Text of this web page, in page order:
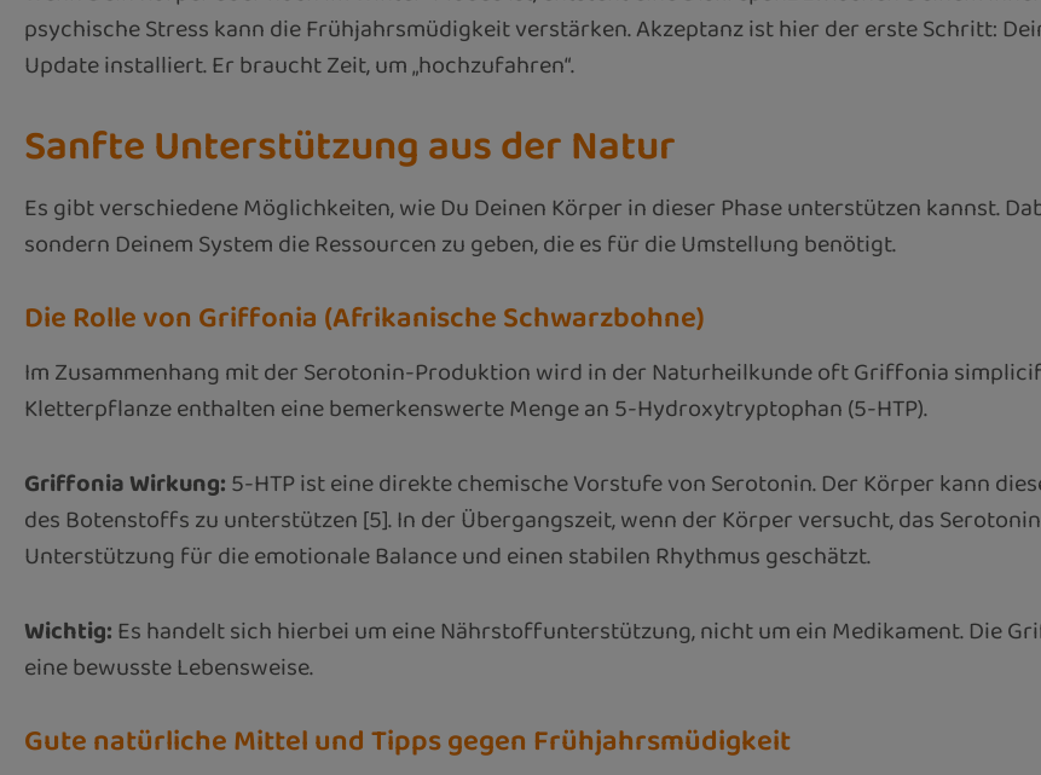
psychische Stress kann die Frühjahrsmüdigkeit verstärken. Akzeptanz ist hier der erste Schritt:
Update installiert. Er braucht Zeit, um „hochzufahren“.
Sanfte Unterstützung aus der Natur
Es gibt verschiedene Möglichkeiten, wie Du Deinen Körper in dieser Phase unterstützen kannst.
sondern Deinem System die Ressourcen zu geben, die es für die Umstellung benötigt.
Die Rolle von Griffonia (Afrikanische Schwarzbohne)
Im Zusammenhang mit der Serotonin-Produktion wird in der Naturheilkunde oft Griffonia
Kletterpflanze enthalten eine bemerkenswerte Menge an 5-Hydroxytryptophan (5-HTP).
Griffonia Wirkung:5-HTP ist eine direkte chemische Vorstufe von Serotonin. Der Körper kann
des Botenstoffs zu unterstützen [5]. In der Übergangszeit, wenn der Körper versucht, das
Unterstützung für die emotionale Balance und einen stabilen Rhythmus geschätzt.
Wichtig:Es handelt sich hierbei um eine Nährstoffunterstützung, nicht um ein Medikament. Die
eine bewusste Lebensweise.
Gute natürliche Mittel und Tipps gegen Frühjahrsmüdigkeit